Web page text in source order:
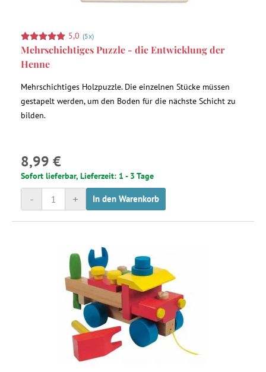
5,0 (5x)
Mehrschichtiges Puzzle - die Entwicklung der
Henne
Mehrschichtiges Holzpuzzle. Die einzelnen Stücke müssen
gestapelt werden, um den Boden für die nächste Schicht zu
bilden.
8,99 €
Sofort lieferbar, Lieferzeit: 1 - 3 Tage
+
- In den Warenkorb